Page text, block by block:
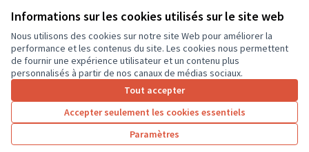
Informations sur les cookies utilisés sur le site web
Nous utilisons des cookies sur notre site Web pour améliorer la
performance et les contenus du site. Les cookies nous permettent
de fournir une expérience utilisateur et un contenu plus
personnalisés à partir de nos canaux de médias sociaux.
Tout accepter
Accepter seulement les cookies essentiels
Paramètres
Conditions d'utilisation
Paramètres des cookies
CD37 sur X
(Lien externe)
CD37 sur Facebook
CD37 sur Instagram
CD37 sur YouTube
(Lien externe)
Site réalisé grâce aulogiciel libre Decidim .
Licence
(Lien